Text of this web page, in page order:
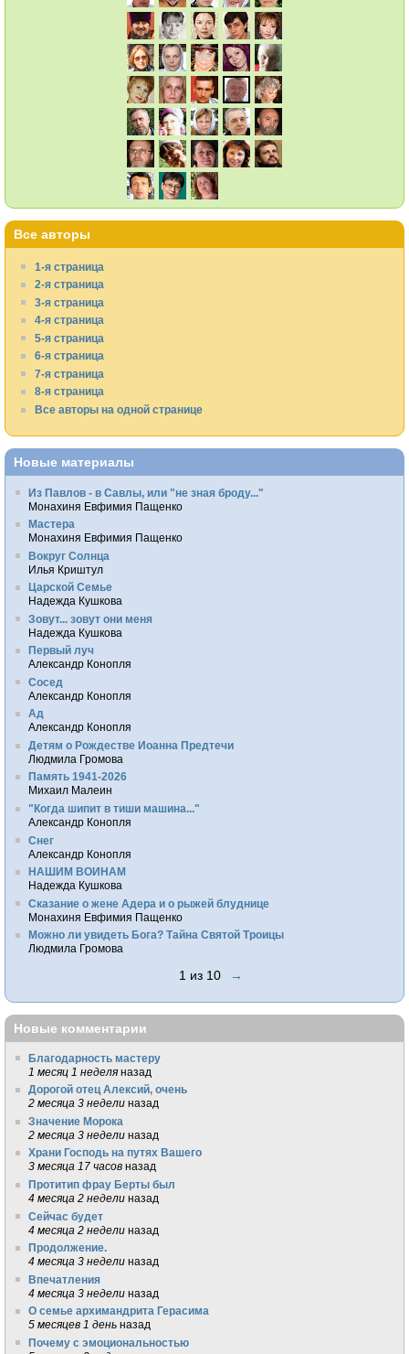
Все авторы
1-я страница
2-я страница
3-я страница
4-я страница
5-я страница
6-я страница
7-я страница
8-я страница
Все авторы на одной странице
Новые материалы
Из Павлов - в Савлы, или "не зная броду..."
Монахиня Евфимия Пащенко
Мастера
Монахиня Евфимия Пащенко
Вокруг Солнца
Илья Криштул
Царской Семье
Надежда Кушкова
Зовут... зовут они меня
Надежда Кушкова
Первый луч
Александр Конопля
Сосед
Александр Конопля
Ад
Александр Конопля
Детям о Рождестве Иоанна Предтечи
Людмила Громова
Память 1941-2026
Михаил Малеин
"Когда шипит в тиши машина..."
Александр Конопля
Снег
Александр Конопля
НАШИМ ВОИНАМ
Надежда Кушкова
Сказание о жене Адера и о рыжей блуднице
Монахиня Евфимия Пащенко
Можно ли увидеть Бога? Тайна Святой Троицы
Людмила Громова
1 из 10 →
Новые комментарии
Благодарность мастеру
1 месяц 1 неделя назад
Дорогой отец Алексий, очень
2 месяца 3 недели назад
Значение Морока
2 месяца 3 недели назад
Храни Господь на путях Вашего
3 месяца 17 часов назад
Протитип фрау Берты был
4 месяца 2 недели назад
Сейчас будет
4 месяца 2 недели назад
Продолжение.
4 месяца 3 недели назад
Впечатления
4 месяца 3 недели назад
О семье архимандрита Герасима
5 месяцев 1 день назад
Почему с эмоциональностью